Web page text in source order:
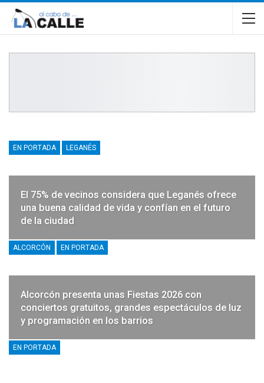
EN PORTADA LEGANÉS
El 75% de vecinos considera que Leganés ofrece
una buena calidad de vida y confían en el futuro
de la ciudad
ALCORCÓN EN PORTADA
Alcorcón presenta unas Fiestas 2026 con
conciertos gratuitos, grandes espectáculos de luz
y programación en los barrios
EN PORTADA